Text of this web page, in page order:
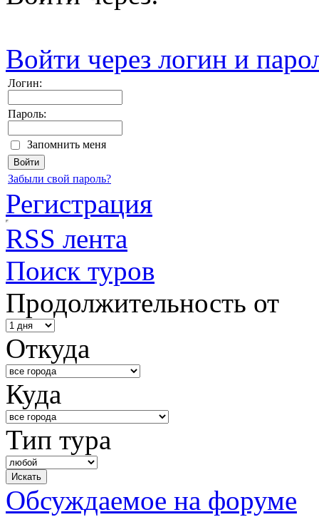
Войти через логин и
Логин:
Пароль:
Запомнить меня
Забыли свой пароль?
Регистрация
RSS лента
Поиск туров
Продолжительность от
Откуда
Куда
Тип тура
Обсуждаемое на форуме